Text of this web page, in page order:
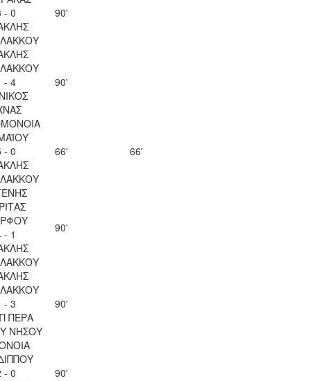
- 0
90'
- 4
90'
- 0
66' 66'
- 1
90'
- 3
ΠΕΡΑ
ΝΗΣΟΥ
90'
- 0
90'